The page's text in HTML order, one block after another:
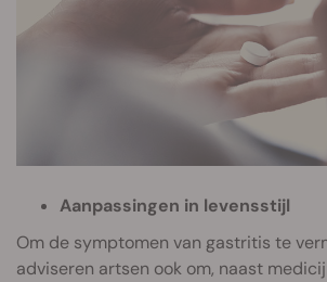
Aanpassingen in levensstijl
Om de symptomen van gastritis te
adviseren artsen ook om, naast